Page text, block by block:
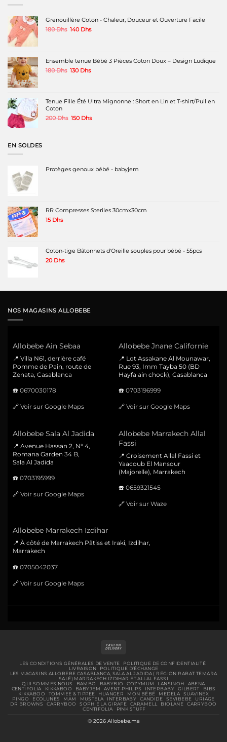
Grenouillère Coton - Chaleur, Douceur et Ouverture Facile
180Dhs Le
140 DhsLe
140 Dhs.
Ensemble tenue Bébé 3 Pièces Coton Doux – Design Ludique
180Dhs Le
180 Dhs.
130 DhsLe
130 Dhs.
Tenue Fille Été Ultra Mignonne : Short en Lin et T-shirt/Pull en
Coton
200Dhs Le
150 DhsLe
EN SOLDES
Protèges genoux bébé - babyjem
RR Compresses Steriles 30cmx30cm
15 Dhs
Coton-tige Bâtonnets d'Oreille souples pour bébé - 55pcs
20 Dhs
NOS MAGASINS ALLOBEBE
Allobebe Ain Sebaa
📍 Villa N61, derrière café
Pomme de Pain, route de
Zenata, Casablanca
☎️ 0670030178
🔗 Voir sur Google Maps
Allobebe Jnane Californie
📍 Lot Assakane Al Mounawar,
Rue 93, Imm Tayba 50 (BD
Hayfa ain chock), Casablanca
☎️ 0703196999
🔗 Voir sur Google Maps
Allobebe Sala Al Jadida
📍 Avenue Hassan 2, N° 4,
Romana Garden 34 B,
Sala Al Jadida
☎️ 0703195999
🔗 Voir sur Google Maps
Allobebe Marrakech Allal
Fassi
📍 Croisement Allal Fassi et
Yaacoub El Mansour
(Majorelle), Marrakech
☎️ 0659321545
🔗 Voir sur Waze
Allobebe Marrakech Izdihar
📍 À côté de Marrakech Pâtiss et Iraki, Izdihar,
Marrakech
☎️ 0705042037
🔗 Voir sur Google Maps
Delivery
LES CONDITIONS GÉNÉRALES DE VENTE
POLITIQUE DE CONFIDENTIALITÉ
LIVRAISON
POLITIQUE D’ÉCHANGE
LES MAGASINS ALLOBEBE CASABLANCA, SALA AL JADIDA ( RÉGION RABAT TEMARA
SALÉ) MARRAKECH IZDIHAR ET ALLAL FASSI
QUI SOMMES NOUS
BAMBO BABYBIO COZYMUM LANSINOH
ABENA
CENTIFOLIA
KIKKABOO BABYJEM AVENT-PHILIPS INTERBABY GILBERT
BIBS
KIKKABOO
TOMMEE & TIPPEE HUANGER MON BÉBÉ MEDELA
SUAVINEX
PINGO
ECOLUNES MAM MUSTELA INTERBABY CANDIDE SEVIBEBE
URIAGE
DR BROWNS
CARRYBOO SOPHIE LA GIRAFE CARAMELL BIOLANE
CARRYBOO
CENTIFOLIA
PINK STUFF
© 2026 Allobebe.ma